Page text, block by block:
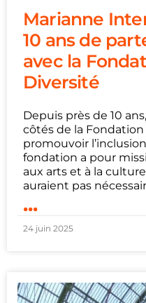
Marianne
10 ans de
avec la
Diversité
Depuis près de 10
côtés de la
promouvoir
fondation a pour
aux arts et à la
auraient pas
...
24 juin 2025